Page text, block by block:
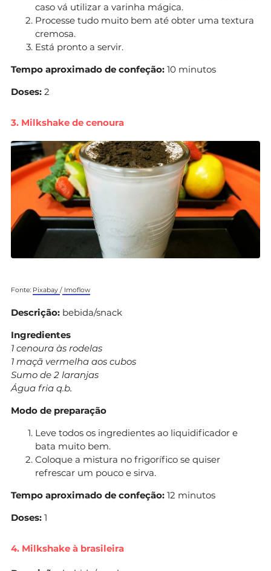
caso vá utilizar a varinha mágica.
Processe tudo muito bem até obter uma textura
cremosa.
Está pronto a servir.
Tempo aproximado de confeção: 10 minutos
Doses: 2
3. Milkshake de cenoura
Fonte: Pixabay / Imoflow
Descrição: bebida/snack
Ingredientes
1 cenoura às rodelas
1 maçã vermelha aos cubos
Sumo de 2 laranjas
Água fria q.b.
Modo de preparação
Leve todos os ingredientes ao liquidificador e
bata muito bem.
Coloque a mistura no frigorífico se quiser
refrescar um pouco e sirva.
Tempo aproximado de confeção: 12 minutos
Doses: 1
4. Milkshake à brasileira